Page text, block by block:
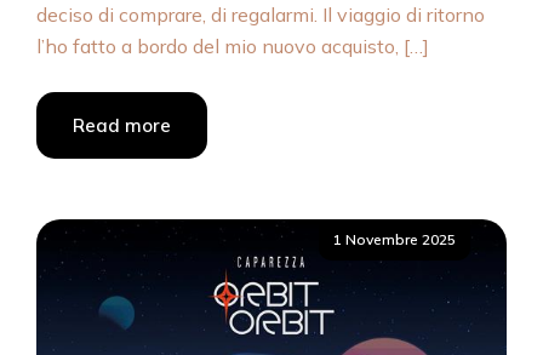
deciso di comprare, di regalarmi. Il viaggio di ritorno
l’ho fatto a bordo del mio nuovo acquisto, […]
Read more
Posted
1 Novembre 2025